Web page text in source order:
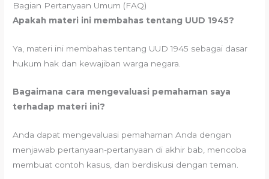
Bagian Pertanyaan Umum (FAQ)
Apakah materi ini membahas tentang UUD 1945?
Ya, materi ini membahas tentang UUD 1945 sebagai dasar
hukum hak dan kewajiban warga negara.
Bagaimana cara mengevaluasi pemahaman saya
terhadap materi ini?
Anda dapat mengevaluasi pemahaman Anda dengan
menjawab pertanyaan-pertanyaan di akhir bab, mencoba
membuat contoh kasus, dan berdiskusi dengan teman.